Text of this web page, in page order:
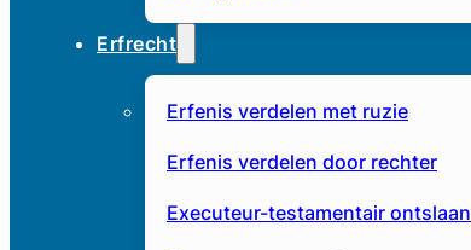
Erfrecht
Erfenis verdelen met ruzie
Erfenis verdelen door rechter
Executeur-testamentair ontslaan